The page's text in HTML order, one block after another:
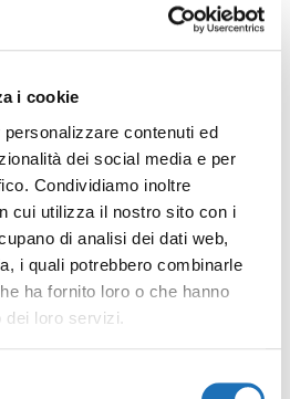
i cookie
contenuti ed
dei social media e per
Condividiamo inoltre
cui utilizza il nostro sito con i
di analisi dei dati web,
i quali potrebbero combinarle
ha fornito loro o che hanno
dei loro servizi.
a esplorare
dentro Cesenatico